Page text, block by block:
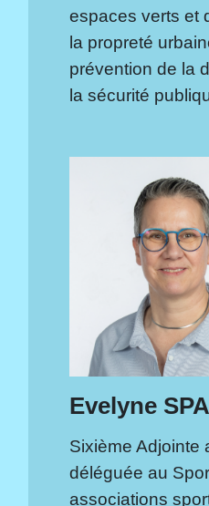
espaces verts et
la propreté
prévention de la
la sécurité
Evelyne
Sixième Adjointe
déléguée au
associations